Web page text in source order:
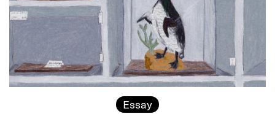
Essay